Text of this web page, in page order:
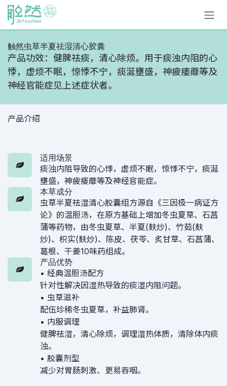
Skip to Content
触然虫草半夏祛湿清心胶囊
产品功效：健脾祛痰，清心除烦。用于痰浊内阻的心
悸，虚烦不眠，惊悸不宁，痰涎壅盛，神疲痿蘼等及
神经官能症见上述症状者。
产品介绍
适用场景
痰浊内阻导致的心悸，虚烦不眠，惊悸不宁，痰涎
壅盛，神疲痿蘼等及神经官能症。
本草成分
虫草半夏祛湿清心胶囊组方源自《三因极一病证方
论》的温胆汤，在原方基础上增加冬虫夏草、石菖
蒲等药物，由冬虫夏草、半夏(麸炒)、竹茹(麸
炒)、枳实(麸炒)、陈皮、茯苓、炙甘草、石菖蒲、
葛根、干姜10味药组成。
产品优势
• 经典温胆汤配方
针对性解决因湿热导致的痰湿内阻问题。
• 虫草滋补
配伍珍稀冬虫夏草，补益肺肾。
• 内服调理
健脾祛湿，清心除烦，调理湿热体质，清除体内痰
浊。
• 胶囊剂型
减少对胃肠刺激、更易吞咽。